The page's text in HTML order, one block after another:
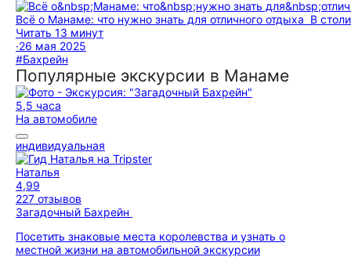
Всё о Манаме: что нужно знать для отличного отдыха В
Читать 13 минут
·26 мая 2025
#Бахрейн
Популярные экскурсии в Манаме
5,5 часа
На автомобиле
индивидуальная
Наталья
4,99
227 отзывов
Загадочный Бахрейн
Посетить знаковые места королевства и узнать о
местной жизни на автомобильной экскурсии